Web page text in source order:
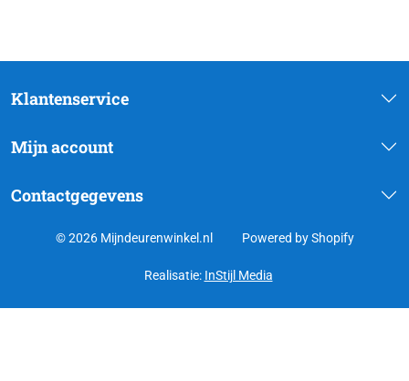
Klantenservice
Mijn account
Contactgegevens
© 2026 Mijndeurenwinkel.nl Powered by Shopify
Realisatie: InStijl Media